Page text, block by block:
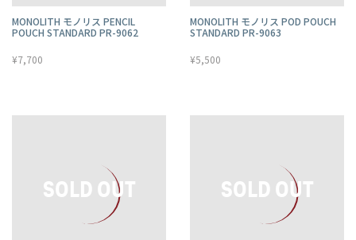
MONOLITH モノリス PENCIL
POUCH STANDARD PR-9062
¥7,700
MONOLITH モノリス POD POUCH
STANDARD PR-9063
¥5,500